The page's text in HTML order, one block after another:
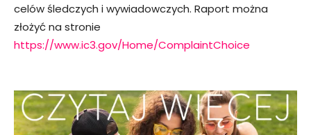
celów śledczych i wywiadowczych. Raport można
złożyć na stronie
https://www.ic3.gov/Home/ComplaintChoice